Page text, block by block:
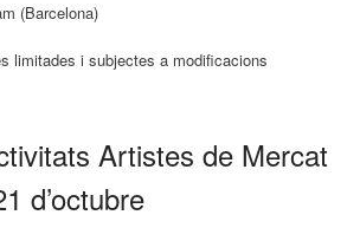
(Barcelona)
limitades i subjectes a modificacions
Artistes de Mercat
d’octubre